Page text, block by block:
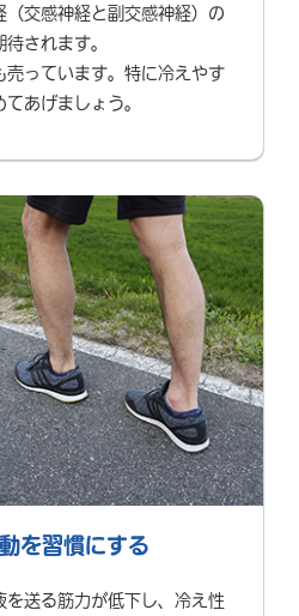
交感神経と副交感神経）の
されます。
っています。特に冷えやす
あげましょう。
を習慣にする
送る筋力が低下し、冷え性